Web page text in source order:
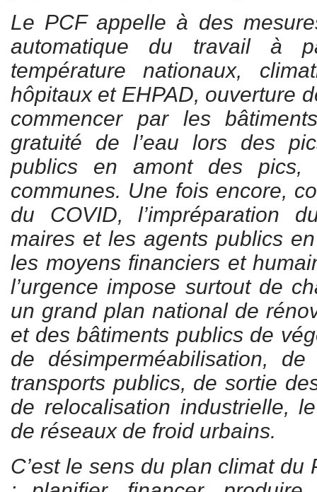
Le PCF appelle à des
automatique du travail à
température nationaux,
hôpitaux et EHPAD, ouverture
commencer par les
gratuité de l’eau lors des
publics en amont des pics,
communes. Une fois encore,
du COVID, l’impréparation
maires et les agents publics
les moyens financiers et
l’urgence impose surtout de
un grand plan national de
et des bâtiments publics de
de désimperméabilisation,
transports publics, de sortie
de relocalisation industrielle,
de réseaux de froid urbains.
C’est le sens du plan climat du